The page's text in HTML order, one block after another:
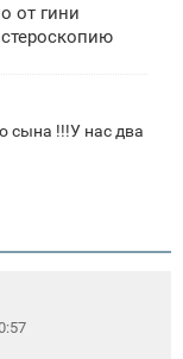
от гини
сына !!!У нас два